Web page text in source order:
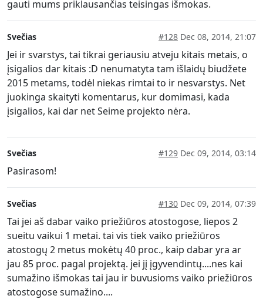
gauti mums priklausančias teisingas išmokas.
Svečias #128 Dec 08, 2014, 21:07
Jei ir svarstys, tai tikrai geriausiu atveju kitais metais, o
įsigalios dar kitais :D nenumatyta tam išlaidų biudžete
2015 metams, todėl niekas rimtai to ir nesvarstys. Net
juokinga skaityti komentarus, kur domimasi, kada
įsigalios, kai dar net Seime projekto nėra.
Svečias #129 Dec 09, 2014, 03:14
Pasirasom!
Svečias #130 Dec 09, 2014, 07:39
Tai jei aš dabar vaiko priežiūros atostogose, liepos 2
sueitu vaikui 1 metai. tai vis tiek vaiko priežiūros
atostogų 2 metus mokėtų 40 proc., kaip dabar yra ar
jau 85 proc. pagal projektą. jei jį įgyvendintų....nes kai
sumažino išmokas tai jau ir buvusioms vaiko priežiūros
atostogose sumažino....